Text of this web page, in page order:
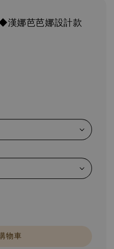
漢娜芭芭娜設計款
物車